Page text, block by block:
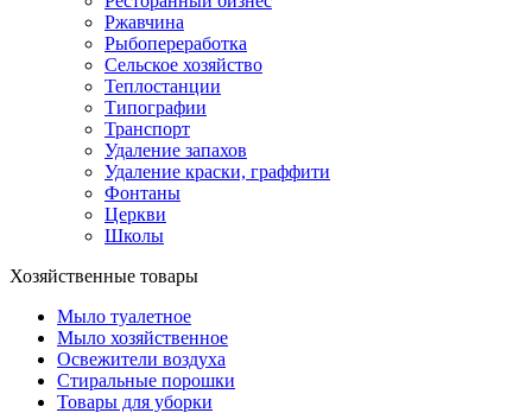
Ржавчина
Рыбопереработка
Сельское хозяйство
Теплостанции
Типографии
Транспорт
Удаление запахов
Удаление краски, граффити
Фонтаны
Церкви
Школы
Хозяйственные товары
Мыло туалетное
Мыло хозяйственное
Освежители воздуха
Стиральные порошки
Товары для уборки